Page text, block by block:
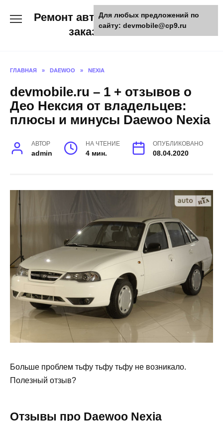
Ремонт авто и мото техники,
заказ запчастей
ГЛАВНАЯ » DAEWOO » NEXIA
devmobile.ru – 1 + отзывов о
Део Нексия от владельцев:
плюсы и минусы Daewoo Nexia
АВТОР
admin
НА ЧТЕНИЕ
4 мин.
ОПУБЛИКОВАНО
08.04.2020
Больше проблем тьфу тьфу тьфу не возникало.
Полезный отзыв?
Отзывы про Daewoo Nexia
Для любых предложений по
сайту: devmobile@cp9.ru